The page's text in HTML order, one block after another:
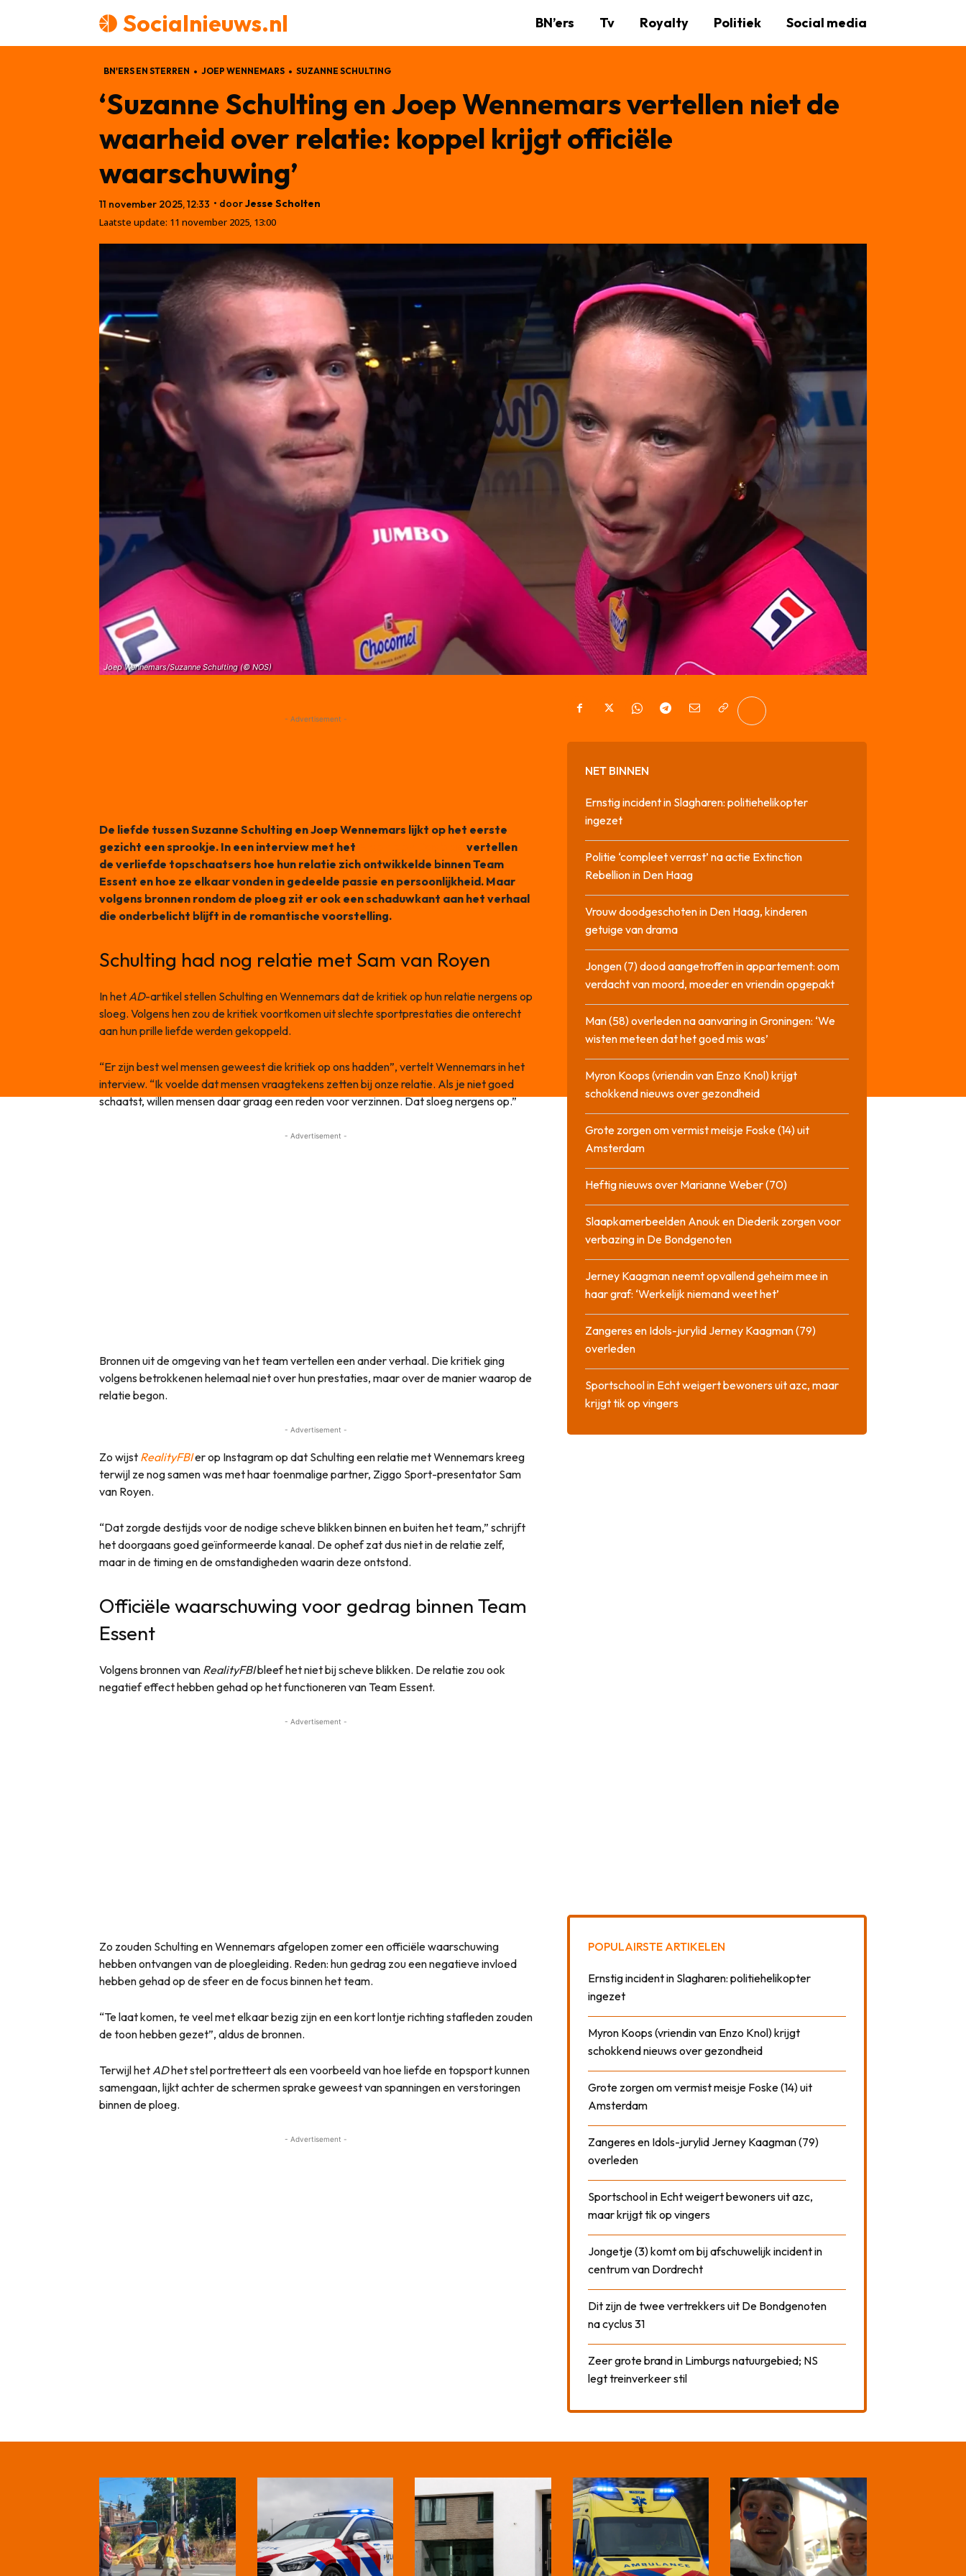
Socialnieuws.nl BN’ers Tv Royalty Politiek Social media
BN'ERS EN STERREN JOEP WENNEMARS SUZANNE SCHULTING
‘Suzanne Schulting en Joep Wennemars vertellen niet de
waarheid over relatie: koppel krijgt officiële
waarschuwing’
11 november 2025, 12:33 • doorJesse Scholten
Laatste update: 11 november 2025, 13:00
Joep Wennemars/Suzanne Schulting (© NOS)
- Advertisement -
De liefde tussen Suzanne Schulting en Joep Wennemars lijkt op het eerste
gezicht een sprookje. In een interview met het
vertellen
de verliefde topschaatsers hoe hun relatie zich ontwikkelde binnen Team
Essent en hoe ze elkaar vonden in gedeelde passie en persoonlijkheid. Maar
volgens bronnen rondom de ploeg zit er ook een schaduwkant aan het verhaal
die onderbelicht blijft in de romantische voorstelling.
Schulting had nog relatie met Sam van Royen
In hetAD-artikel stellen Schulting en Wennemars dat de kritiek op hun relatie nergens op
sloeg. Volgens hen zou de kritiek voortkomen uit slechte sportprestaties die onterecht
aan hun prille liefde werden gekoppeld.
“Er zijn best wel mensen geweest die kritiek op ons hadden”, vertelt Wennemars in het
interview. “Ik voelde dat mensen vraagtekens zetten bij onze relatie. Als je niet goed
schaatst, willen mensen daar graag een reden voor verzinnen. Dat sloeg nergens op.”
- Advertisement -
Bronnen uit de omgeving van het team vertellen een ander verhaal. Die kritiek ging
volgens betrokkenen helemaal niet over hun prestaties, maar over de manier waarop de
relatie begon.
- Advertisement -
Zo wijst RealityFBIer op Instagram op dat Schulting een relatie met Wennemars kreeg
terwijl ze nog samen was met haar toenmalige partner, Ziggo Sport-presentator Sam
van Royen.
“Dat zorgde destijds voor de nodige scheve blikken binnen en buiten het team,” schrijft
het doorgaans goed geïnformeerde kanaal. De ophef zat dus niet in de relatie zelf,
maar in de timing en de omstandigheden waarin deze ontstond.
Officiële waarschuwing voor gedrag binnen Team
Essent
Volgens bronnen van RealityFBIbleef het niet bij scheve blikken. De relatie zou ook
negatief effect hebben gehad op het functioneren van Team Essent.
- Advertisement -
Zo zouden Schulting en Wennemars afgelopen zomer een officiële waarschuwing
hebben ontvangen van de ploegleiding. Reden: hun gedrag zou een negatieve invloed
hebben gehad op de sfeer en de focus binnen het team.
“Te laat komen, te veel met elkaar bezig zijn en een kort lontje richting stafleden zouden
de toon hebben gezet”, aldus de bronnen.
Terwijl hetADhet stel portretteert als een voorbeeld van hoe liefde en topsport kunnen
samengaan, lijkt achter de schermen sprake geweest van spanningen en verstoringen
binnen de ploeg.
- Advertisement -
NET BINNEN
Ernstig incident in Slagharen: politiehelikopter
ingezet
Politie ‘compleet verrast’ na actie Extinction
Rebellion in Den Haag
Vrouw doodgeschoten in Den Haag, kinderen
getuige van drama
Jongen (7) dood aangetroffen in appartement: oom
verdacht van moord, moeder en vriendin opgepakt
Man (58) overleden na aanvaring in Groningen: ‘We
wisten meteen dat het goed mis was’
Myron Koops (vriendin van Enzo Knol) krijgt
schokkend nieuws over gezondheid
Grote zorgen om vermist meisje Foske (14) uit
Amsterdam
Heftig nieuws over Marianne Weber (70)
Slaapkamerbeelden Anouk en Diederik zorgen voor
verbazing in De Bondgenoten
Jerney Kaagman neemt opvallend geheim mee in
haar graf: ‘Werkelijk niemand weet het’
Zangeres en Idols-jurylid Jerney Kaagman (79)
overleden
Sportschool in Echt weigert bewoners uit azc, maar
krijgt tik op vingers
POPULAIRSTE ARTIKELEN
Ernstig incident in Slagharen: politiehelikopter
ingezet
Myron Koops (vriendin van Enzo Knol) krijgt
schokkend nieuws over gezondheid
Grote zorgen om vermist meisje Foske (14) uit
Amsterdam
Zangeres en Idols-jurylid Jerney Kaagman (79)
overleden
Sportschool in Echt weigert bewoners uit azc,
maar krijgt tik op vingers
Jongetje (3) komt om bij afschuwelijk incident in
centrum van Dordrecht
Dit zijn de twee vertrekkers uit De Bondgenoten
na cyclus 31
Zeer grote brand in Limburgs natuurgebied; NS
legt treinverkeer stil